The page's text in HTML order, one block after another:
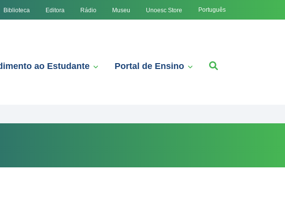
Biblioteca Editora Rádio Museu Unoesc Store Português
ao Estudante Portal de Ensino